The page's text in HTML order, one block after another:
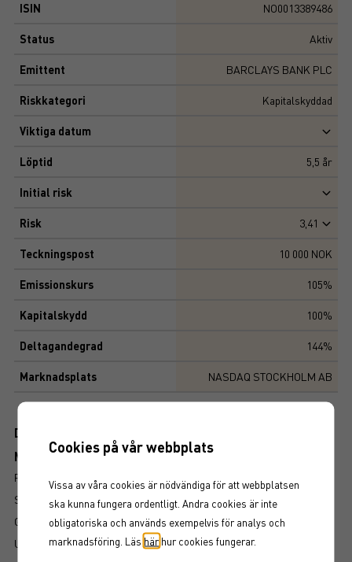
ISIN NO0013389486
Status Aktiv
Emittent BARCLAYS BANK PLC
Riskkategori Kapitalskyddad
Viktiga datum
Löptid 5,5 år
Initial risk
Risk 3,41
Teckningspost 10 000 NOK
Emissionskurs 105%
Kapitalskydd 100%
Deltagandegrad 144%
Marknadsplats NASDAQ STOCKHOLM AB
Dokument
Mer information om produkten
RISK
SÅ LÄSER DU FAKTABLADET
GRUNDPROSPEKT
UTSKRIFT
Cookies på vår webbplats
Vissa av våra cookies är nödvändiga för att webbplatsen
ska kunna fungera ordentligt. Andra cookies är inte
obligatoriska och används exempelvis för analys och
marknadsföring. Läs här hur cookies fungerar.